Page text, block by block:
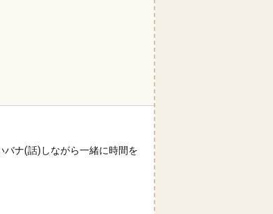
ナ(話)しながら一緒に時間を